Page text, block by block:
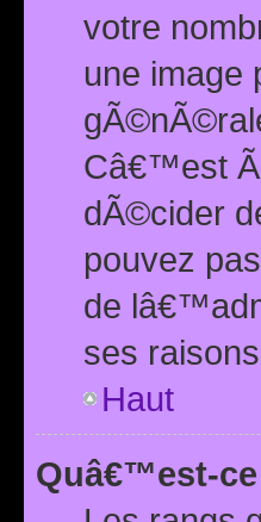
votre
une image
Câ€™est
dÃ©cider
pouvez
de
ses
Haut
Quâ€™est-